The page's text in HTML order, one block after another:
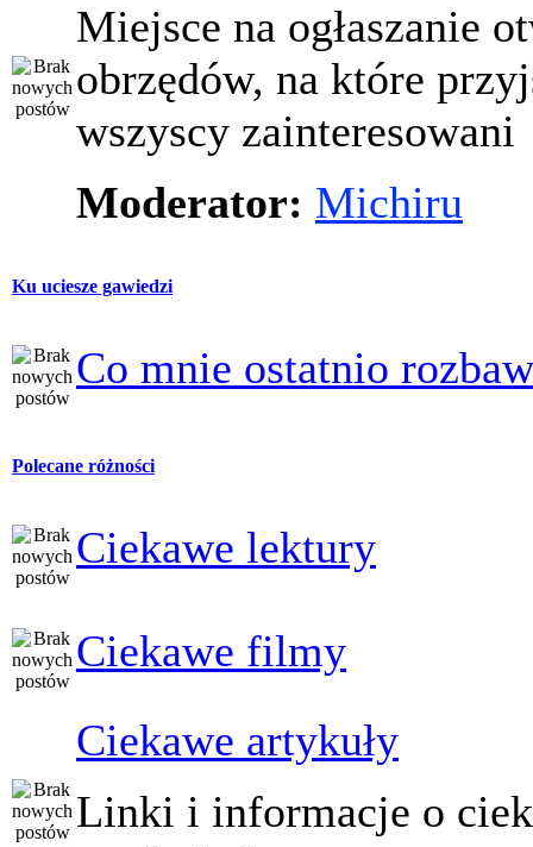
Miejsce na ogłaszanie
obrzędów, na które
wszyscy zainteresowani
Moderator: Michiru
Ku uciesze gawiedzi
Co mnie ostatnio
Polecane różności
Ciekawe lektury
Ciekawe filmy
Ciekawe artykuły
Linki i informacje o